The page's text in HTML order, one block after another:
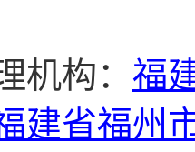
机构： 福
建省福州